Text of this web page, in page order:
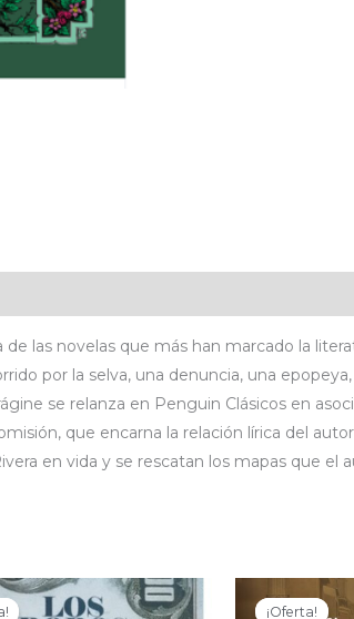
las novelas que más han marcado la
por la selva, una denuncia, una
se relanza en Penguin Clásicos en
que encarna la relación lírica del
en vida y se rescatan los mapas que
¡Oferta!
¡Oferta!